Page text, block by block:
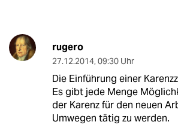
rugero
27.12.2014, 09:30 Uhr
Die Einführung einer
Es gibt jede Menge
der Karenz für den neuen
Umwegen tätig zu werden.